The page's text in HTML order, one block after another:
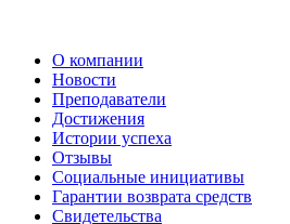
О компании
Новости
Преподаватели
Достижения
Истории успеха
Отзывы
Социальные инициативы
Гарантии возврата средств
Свидетельства